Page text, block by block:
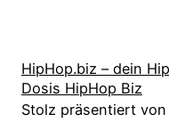
HipHop.biz – dein
Dosis HipHop Biz
Stolz präsentiert von